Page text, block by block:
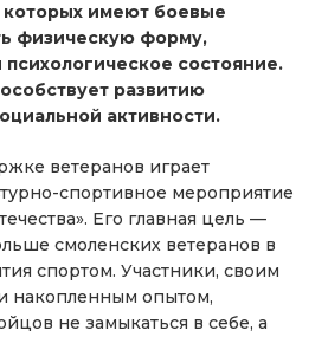
которых имеют боевые
физическую форму,
состояние.
развитию
активности.
ветеранов играет
спортивное мероприятие
Его главная цель —
смоленских ветеранов в
спортом. Участники, своим
накопленным опытом,
не замыкаться в себе, а